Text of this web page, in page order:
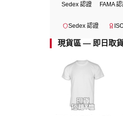
Sedex 認證 FAMA
Sedex 認證
現貨區 — 即日取